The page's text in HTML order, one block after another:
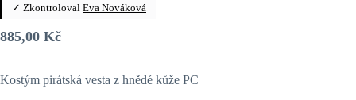
✓ Zkontroloval Eva Nováková
885,00 Kč
Kostým pirátská vesta z hnědé kůže PC